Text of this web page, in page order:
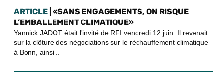
ARTICLE | «SANS ENGAGEMENTS, ON RISQUE
L’EMBALLEMENT CLIMATIQUE»
Yannick JADOT était l'invité de RFI vendredi 12 juin. Il revenait
sur la clôture des négociations sur le réchauffement climatique
à Bonn, ainsi...